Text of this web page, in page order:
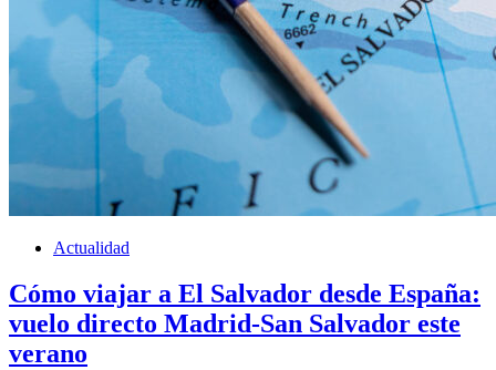
Actualidad
Cómo viajar a El Salvador desde España:
vuelo directo Madrid-San Salvador este
verano